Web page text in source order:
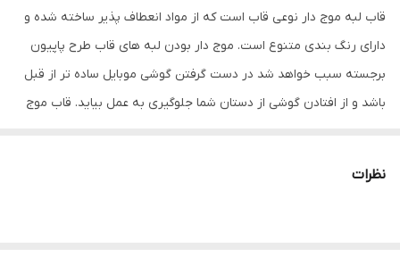
قاب لبه موج دار نوعی قاب است که از مواد انعطاف پذیر ساخته شده و
دارای رنگ بندی متنوع است. موج دار بودن لبه های قاب طرح پاپیون
برجسته سبب خواهد شد در دست گرفتن گوشی موبایل ساده تر از قبل
باشد و از افتادن گوشی از دستان شما جلوگیری به عمل بیاید. قاب موج
بخشد.
نظرات